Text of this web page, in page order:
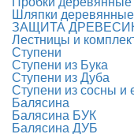
Шляпки
ЗАЩИТА
Лестницы и
Ступени
Ступени из Бука
Ступени из Дуба
Ступени из сосны и
Балясина
Балясина БУК
Балясина ДУБ